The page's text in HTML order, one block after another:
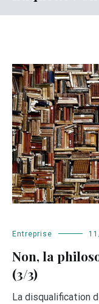
Entreprise
Non, la
(3/3)
La disqualification